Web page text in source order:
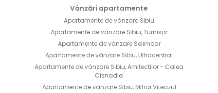
Vânzări apartamente
Apartamente de vânzare Sibiu
Apartamente de vânzare Sibiu, Turnisor
Apartamente de vânzare Selimbar
Apartamente de vânzare Sibiu, Ultracentral
Apartamente de vânzare Sibiu, Arhitectilor - Calea
Cisnadiei
Apartamente de vânzare Sibiu, Mihai Viteazul